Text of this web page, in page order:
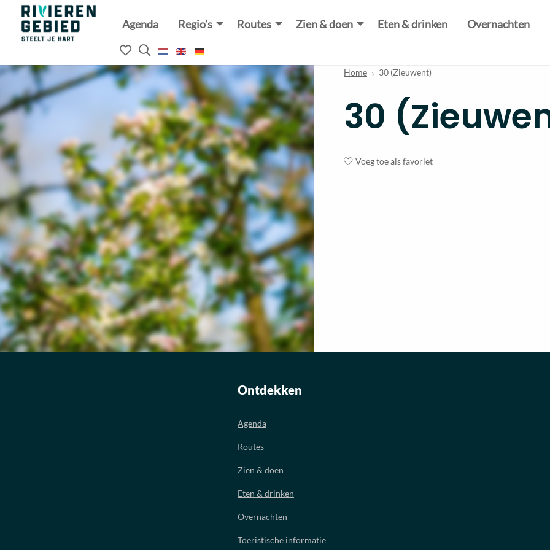
Rivierenland
website
Agenda Regio’s Routes Zien & doen Eten & drinken Overnachten
Mijn
favorieten
Open
het
zoekveld
Home 30 (Zieuwent)
30
Voeg toe als favoriet
Ontdekken
Agenda
Routes
Zien & doen
Eten & drinken
Overnachten
Toeristische informatie